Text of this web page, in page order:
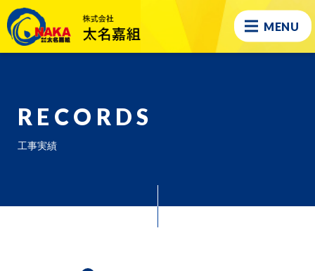
MENU
RECORDS
工事実績